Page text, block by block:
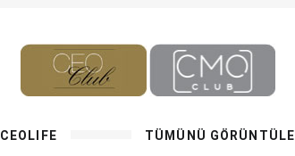
CEOLIFE TÜMÜNÜ GÖRÜNTÜLE